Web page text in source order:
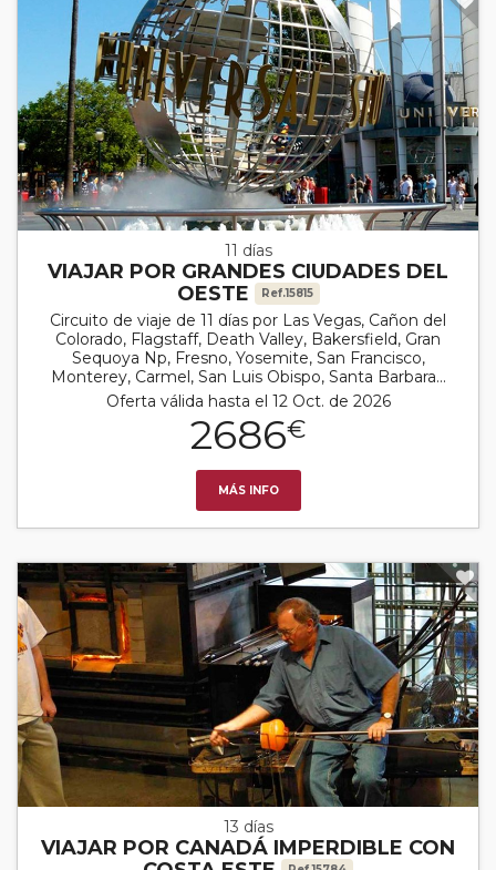
11 días
VIAJAR POR GRANDES CIUDADES DEL
OESTE
Ref.15815
Circuito de viaje de 11 días por Las Vegas, Cañon del
Colorado, Flagstaff, Death Valley, Bakersfield, Gran
Sequoya Np, Fresno, Yosemite, San Francisco,
Monterey, Carmel, San Luis Obispo, Santa Barbara...
Oferta válida hasta el 12 Oct. de 2026
2686€
MÁS INFO
13 días
VIAJAR POR CANADÁ IMPERDIBLE CON